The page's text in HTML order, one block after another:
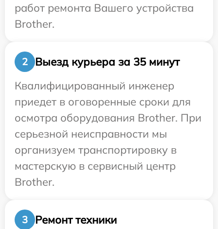
работ ремонта Вашего устройства
Brother.
2
Выезд курьера за 35 минут
Квалифицированный инженер
приедет в оговоренные сроки для
осмотра оборудования Brother. При
серьезной неисправности мы
организуем транспортировку в
мастерскую в сервисный центр
Brother.
3 Ремонт техники